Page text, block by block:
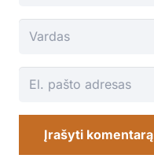
Įrašyti komentarą